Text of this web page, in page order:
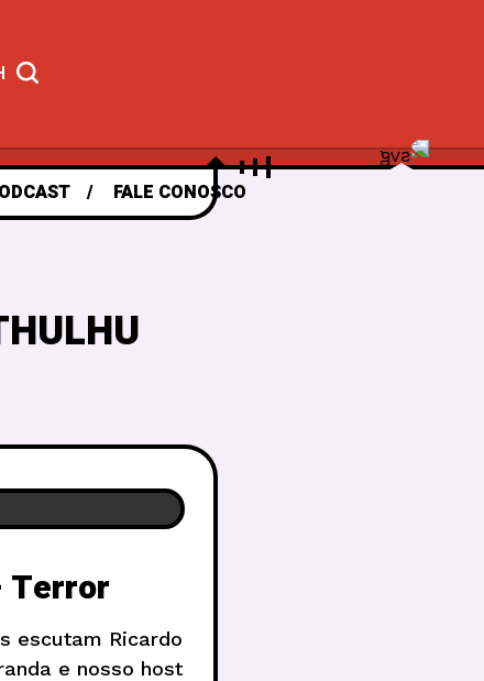
FALE CONOSCO
Terror
escutam Ricardo
e nosso host